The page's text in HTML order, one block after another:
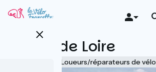
au
close
Cycl'O de Loire
Loueurs/réparateurs de vélo